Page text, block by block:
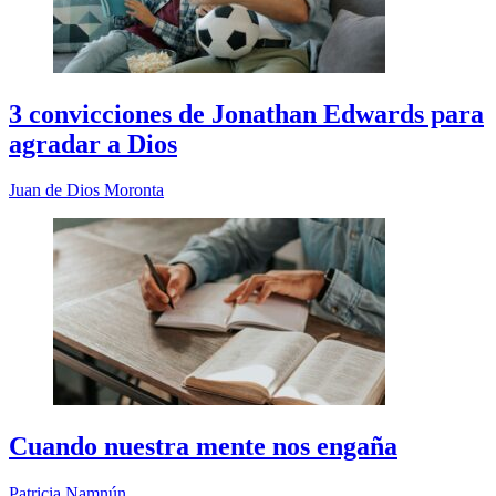
3 convicciones de Jonathan Edwards para
agradar a Dios
Juan de Dios Moronta
Cuando nuestra mente nos engaña